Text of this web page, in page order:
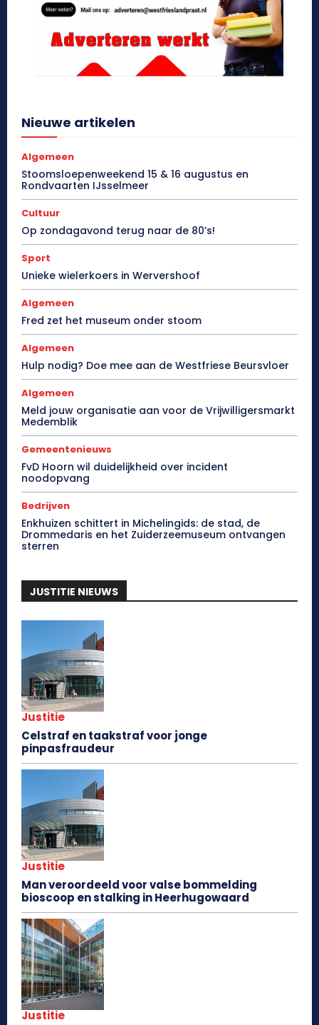
Nieuwe artikelen
Algemeen
Stoomsloepenweekend 15 & 16 augustus en
Rondvaarten IJsselmeer
Cultuur
Op zondagavond terug naar de 80’s!
Sport
Unieke wielerkoers in Wervershoof
Algemeen
Fred zet het museum onder stoom
Algemeen
Hulp nodig? Doe mee aan de Westfriese Beursvloer
Algemeen
Meld jouw organisatie aan voor de Vrijwilligersmarkt
Medemblik
Gemeentenieuws
FvD Hoorn wil duidelijkheid over incident
noodopvang
Bedrijven
Enkhuizen schittert in Michelingids: de stad, de
Drommedaris en het Zuiderzeemuseum ontvangen
sterren
JUSTITIE NIEUWS
Justitie
Celstraf en taakstraf voor jonge
pinpasfraudeur
Justitie
Man veroordeeld voor valse bommelding
bioscoop en stalking in Heerhugowaard
Justitie